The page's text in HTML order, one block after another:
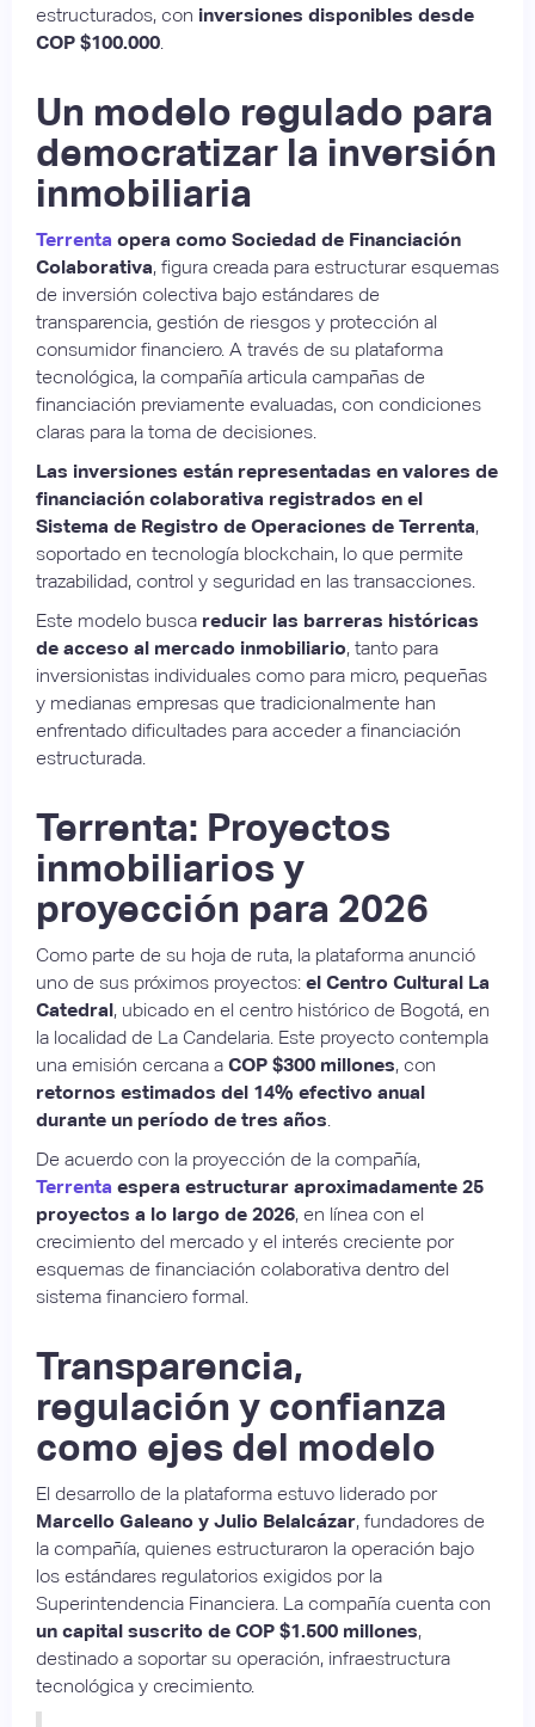
estructurados, con inversiones disponibles desde
COP $100.000
Un modelo regulado para
democratizar la inversión
inmobiliaria
Terrenta opera como Sociedad de Financiación
Colaborativa, figura creada para estructurar esquemas
de inversión colectiva bajo estándares de
transparencia, gestión de riesgos y protección al
consumidor financiero. A través de su plataforma
tecnológica, la compañía articula campañas de
financiación previamente evaluadas, con condiciones
claras para la toma de decisiones.
Las inversiones están representadas en valores de
financiación colaborativa registrados en el
Sistema de Registro de Operaciones de Terrenta,
soportado en tecnología blockchain, lo que permite
trazabilidad, control y seguridad en las transacciones.
Este modelo busca reducir las barreras históricas
de acceso al mercado inmobiliario, tanto para
inversionistas individuales como para micro, pequeñas
y medianas empresas que tradicionalmente han
enfrentado dificultades para acceder a financiación
estructurada.
Terrenta: Proyectos
inmobiliarios y
proyección para 2026
Como parte de su hoja de ruta, la plataforma anunció
uno de sus próximos proyectos: el Centro Cultural La
Catedral, ubicado en el centro histórico de Bogotá, en
la localidad de La Candelaria. Este proyecto contempla
una emisión cercana a COP $300 millones, con
retornos estimados del 14% efectivo anual
durante un período de tres años
De acuerdo con la proyección de la compañía,
Terrenta espera estructurar aproximadamente 25
proyectos a lo largo de 2026, en línea con el
crecimiento del mercado y el interés creciente por
esquemas de financiación colaborativa dentro del
sistema financiero formal.
Transparencia,
regulación y confianza
como ejes del modelo
El desarrollo de la plataforma estuvo liderado por
Marcello Galeano y Julio Belalcázar, fundadores de
la compañía, quienes estructuraron la operación bajo
los estándares regulatorios exigidos por la
Superintendencia Financiera. La compañía cuenta con
un capital suscrito de COP $1.500 millones,
destinado a soportar su operación, infraestructura
tecnológica y crecimiento.